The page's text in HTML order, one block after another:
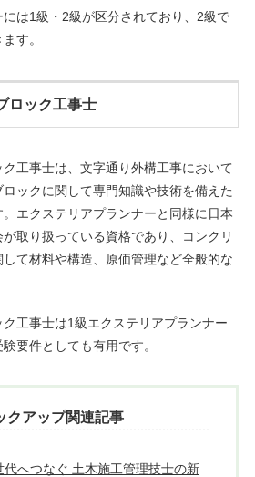
は1級・2級が区分されており、2級で
す。
ロック工事士
工事士は、文字通り外構工事において
ックに関して専門知識や技術を備えた
エクステリアプランナーと同様に日本
取り扱っている資格であり、コンクリ
て材料や構造、原価管理など全般的な
工事士は1級エクステリアプランナー
要件としても有用です。
クアップ関連記事
代へつなぐ 土木施工管理技士の新